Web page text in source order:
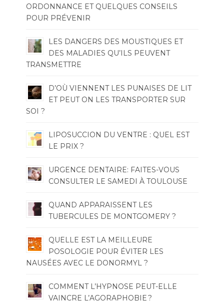
ORDONNANCE ET QUELQUES CONSEILS
POUR PRÉVENIR
LES DANGERS DES MOUSTIQUES ET
DES MALADIES QU’ILS PEUVENT
TRANSMETTRE
D’OÙ VIENNENT LES PUNAISES DE LIT
ET PEUT ON LES TRANSPORTER SUR
SOI ?
LIPOSUCCION DU VENTRE : QUEL EST
LE PRIX ?
URGENCE DENTAIRE: FAITES-VOUS
CONSULTER LE SAMEDI À TOULOUSE
QUAND APPARAISSENT LES
TUBERCULES DE MONTGOMERY ?
QUELLE EST LA MEILLEURE
POSOLOGIE POUR ÉVITER LES
NAUSÉES AVEC LE DONORMYL ?
COMMENT L’HYPNOSE PEUT-ELLE
VAINCRE L’AGORAPHOBIE ?